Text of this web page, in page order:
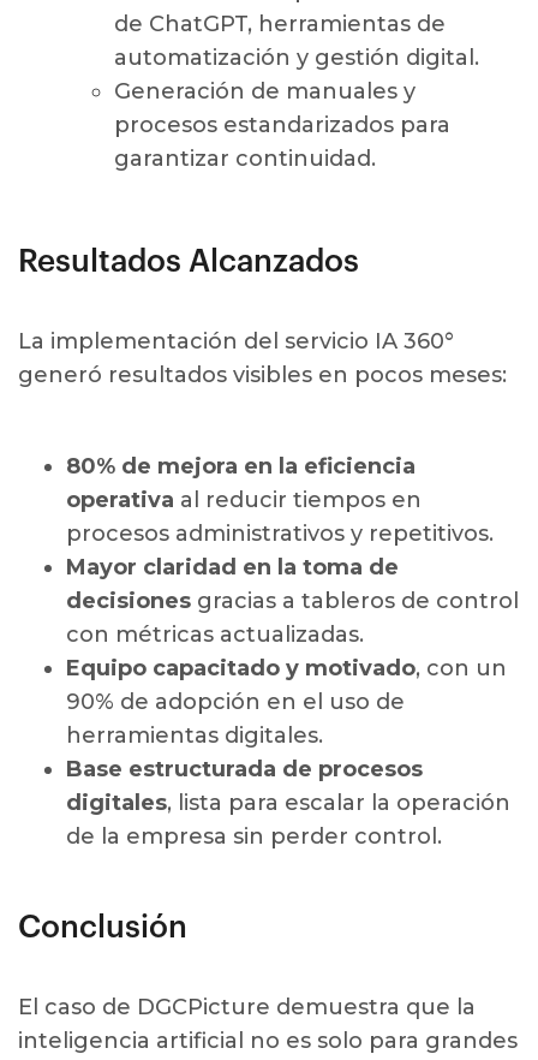
de ChatGPT, herramientas de
automatización y gestión digital.
Generación de manuales y
procesos estandarizados para
garantizar continuidad.
Resultados Alcanzados
La implementación del servicio IA 360°
generó resultados visibles en pocos meses:
80% de mejora en la eficiencia
operativa al reducir tiempos en
procesos administrativos y repetitivos.
Mayor claridad en la toma de
decisiones gracias a tableros de control
con métricas actualizadas.
Equipo capacitado y motivado, con un
90% de adopción en el uso de
herramientas digitales.
Base estructurada de procesos
digitales, lista para escalar la operación
de la empresa sin perder control.
Conclusión
El caso de DGCPicture demuestra que la
inteligencia artificial no es solo para grandes